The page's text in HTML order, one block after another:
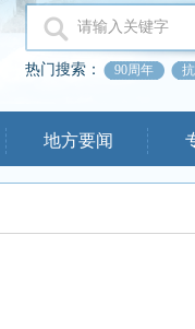
热门搜索： 90周年
地方要闻